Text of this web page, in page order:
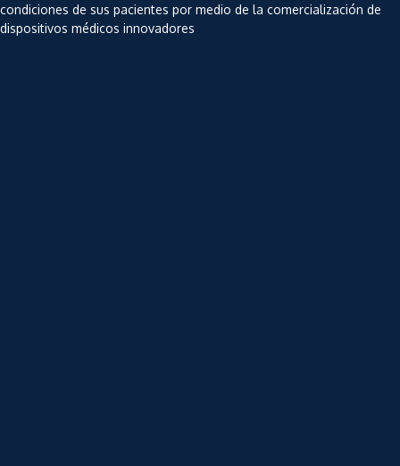
condiciones de sus pacientes por medio de la comercialización de
dispositivos médicos innovadores